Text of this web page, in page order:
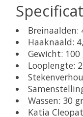
Breinaalden:
Haaknaald:
Gewicht:
Looplengte:
Wassen: 30
Katia